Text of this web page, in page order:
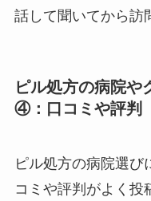
話して聞いてから訪
ピル処方の病院や
④：口コミや評判
ピル処方の病院選び
コミや評判がよく投